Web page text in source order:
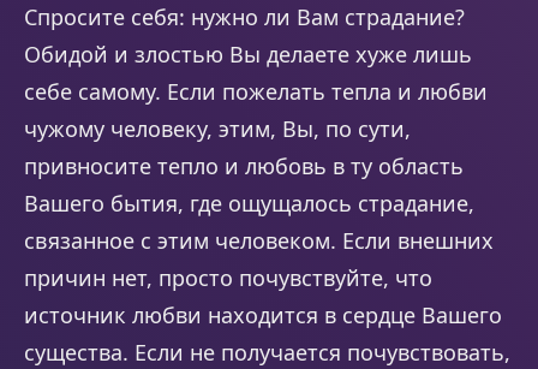
Спросите себя: нужно ли Вам страдание?
Обидой и злостью Вы делаете хуже лишь
себе самому. Если пожелать тепла и любви
чужому человеку, этим, Вы, по сути,
привносите тепло и любовь в ту область
Вашего бытия, где ощущалось страдание,
связанное с этим человеком. Если внешних
причин нет, просто почувствуйте, что
источник любви находится в сердце Вашего
существа. Если не получается почувствовать,